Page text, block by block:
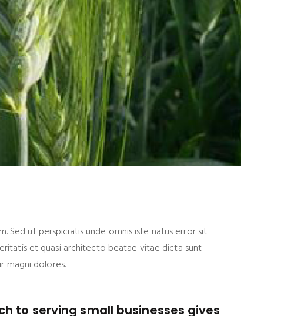
Sed ut perspiciatis unde omnis iste natus error sit
et quasi architecto beatae vitae dicta sunt
magni dolores.
to serving small businesses gives